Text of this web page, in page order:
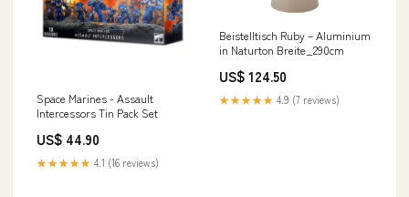
Space Marines - Assault
Intercessors Tin Pack Set
US$ 44.90
★★★★★ 4.1 (16 reviews)
Beistelltisch Ruby – Aluminium
in Naturton Breite_290cm
US$ 124.50
★★★★★ 4.9 (7 reviews)